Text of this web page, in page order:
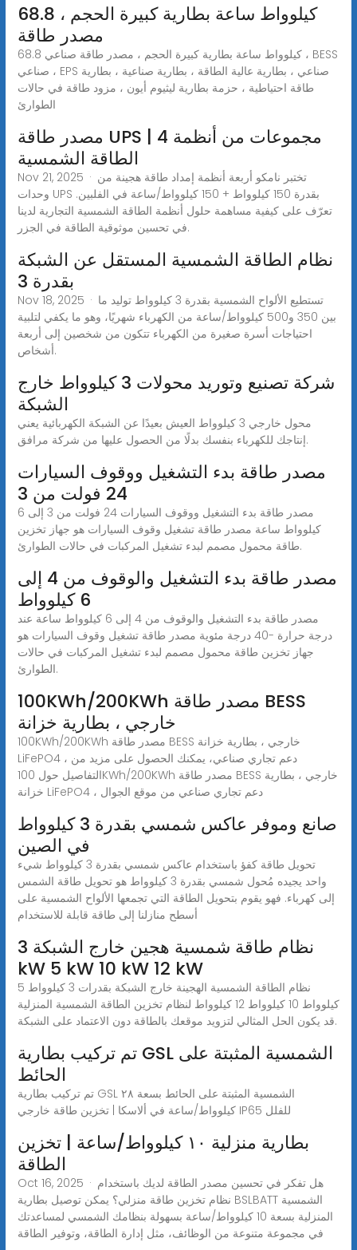
68.8 كيلوواط ساعة بطارية كبيرة الحجم ،
مصدر طاقة
68.8 كيلوواط ساعة بطارية كبيرة الحجم ، مصدر طاقة صناعي ، BESS
صناعي ، EPS صناعي ، بطارية عالية الطاقة ، بطارية صناعية ، بطارية
طاقة احتياطية ، حزمة بطارية ليثيوم أيون ، مزود طاقة في حالات
الطوارئ
مصدر طاقة UPS | 4 مجموعات من أنظمة
الطاقة الشمسية
Nov 21, 2025 · تختبر نامكو أربعة أنظمة إمداد طاقة هجينة من
وحدات UPS بقدرة 150 كيلوواط + 150 كيلوواط/ساعة في الفلبين.
تعرّف على كيفية مساهمة حلول أنظمة الطاقة الشمسية التجارية لدينا
في تحسين موثوقية الطاقة في الجزر.
نظام الطاقة الشمسية المستقل عن الشبكة
بقدرة 3
Nov 18, 2025 · تستطيع الألواح الشمسية بقدرة 3 كيلوواط توليد ما
بين 350 و500 كيلوواط/ساعة من الكهرباء شهريًا، وهو ما يكفي لتلبية
احتياجات أسرة صغيرة من الكهرباء تتكون من شخصين إلى أربعة
أشخاص.
شركة تصنيع وتوريد محولات 3 كيلوواط خارج
الشبكة
محول خارجي 3 كيلوواط العيش بعيدًا عن الشبكة الكهربائية يعني
إنتاجك للكهرباء بنفسك بدلًا من الحصول عليها من شركة مرافق.
مصدر طاقة بدء التشغيل ووقوف السيارات
24 فولت من 3
مصدر طاقة بدء التشغيل ووقوف السيارات 24 فولت من 3 إلى 6
كيلوواط ساعة مصدر طاقة تشغيل وقوف السيارات هو جهاز تخزين
طاقة محمول مصمم لبدء تشغيل المركبات في حالات الطوارئ.
مصدر طاقة بدء التشغيل والوقوف من 4 إلى
6 كيلوواط
مصدر طاقة بدء التشغيل والوقوف من 4 إلى 6 كيلوواط ساعة عند
درجة حرارة -40 درجة مئوية مصدر طاقة تشغيل وقوف السيارات هو
جهاز تخزين طاقة محمول مصمم لبدء تشغيل المركبات في حالات
الطوارئ.
100KWh/200KWh مصدر طاقة BESS
خارجي ، بطارية خزانة
100KWh/200KWh مصدر طاقة BESS خارجي ، بطارية خزانة
LiFePO4 ، دعم تجاري صناعي، يمكنك الحصول على مزيد من
التفاصيل حول 100KWh/200KWh مصدر طاقة BESS خارجي ، بطارية
خزانة LiFePO4 ، دعم تجاري صناعي من موقع الجوال
صانع وموفر عاكس شمسي بقدرة 3 كيلوواط
في الصين
تحويل طاقة كفؤ باستخدام عاكس شمسي بقدرة 3 كيلوواط شيء
واحد يجيده مُحول شمسي بقدرة 3 كيلوواط هو تحويل طاقة الشمس
إلى كهرباء. فهو يقوم بتحويل الطاقة التي تجمعها الألواح الشمسية على
أسطح منازلنا إلى طاقة قابلة للاستخدام
نظام طاقة شمسية هجين خارج الشبكة 3
kW 5 kW 10 kW 12 kW
نظام الطاقة الشمسية الهجينة خارج الشبكة بقدرات 3 كيلوواط 5
كيلوواط 10 كيلوواط 12 كيلوواط لنظام تخزين الطاقة الشمسية المنزلية
قد يكون الحل المثالي لتزويد موقعك بالطاقة دون الاعتماد على الشبكة.
تم تركيب بطارية GSL الشمسية المثبتة على
الحائط
تم تركيب بطارية GSL الشمسية المثبتة على الحائط بسعة ٢٨
كيلوواط/ساعة في ألاسكا | تخزين طاقة خارجي IP65 للفلل
بطارية منزلية ١٠ كيلوواط/ساعة | تخزين
الطاقة
Oct 16, 2025 · هل تفكر في تحسين مصدر الطاقة لديك باستخدام
نظام تخزين طاقة منزلي؟ يمكن توصيل بطارية BSLBATT الشمسية
المنزلية بسعة 10 كيلوواط/ساعة بسهولة بنظامك الشمسي لمساعدتك
في مجموعة متنوعة من الوظائف، مثل إدارة الطاقة، وتوفير الطاقة